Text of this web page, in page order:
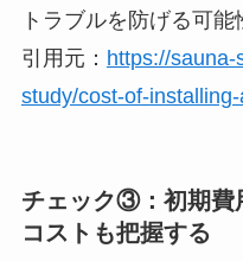
トラブルを防げる可能
引用元： https://
study/cost-of-
チェック③：初期費
コストも把握する